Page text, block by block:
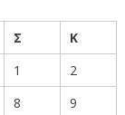
Σ
Κ
1
2
8
9